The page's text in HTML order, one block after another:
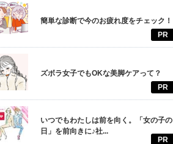
簡単な診断で今のお疲れ度をチェック！
PR
ズボラ女子でもOKな美脚ケアって？
PR
いつでもわたしは前を向く。「女の子の
日」を前向きに♪社...
PR